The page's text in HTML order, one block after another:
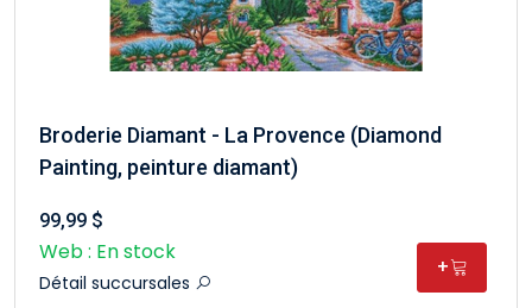
Broderie Diamant - La Provence (Diamond
Painting, peinture diamant)
99,99 $
Web : En stock
Détail succursales
+